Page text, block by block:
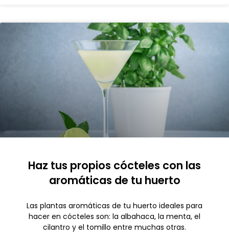
Haz tus propios cócteles con las
aromáticas de tu huerto
Las plantas aromáticas de tu huerto ideales para
hacer en cócteles son: la albahaca, la menta, el
cilantro y el tomillo entre muchas otras.